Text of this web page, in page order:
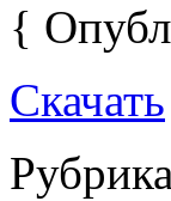
{
Скачать